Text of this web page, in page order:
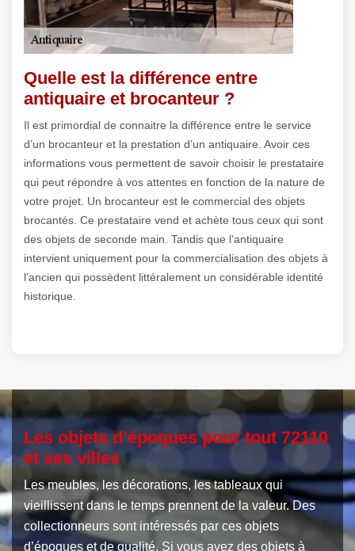
Quelle est la différence entre
antiquaire et brocanteur ?
Il est primordial de connaitre la différence entre le service
d’un brocanteur et la prestation d’un antiquaire. Avoir ces
informations vous permettent de savoir choisir le prestataire
qui peut répondre à vos attentes en fonction de la nature de
votre projet. Un brocanteur est le commercial des objets
brocantés. Ce prestataire vend et achète tous ceux qui sont
des objets de seconde main. Tandis que l’antiquaire
intervient uniquement pour la commercialisation des objets à
l’ancien qui possèdent littéralement un considérable identité
historique.
Les objets d’époques pour tout 72110
et ses villes
Les meubles, les décorations, les tableaux qui
vieillissent dans le temps prennent de la valeur. Des
collectionneurs sont intéressés par ces objets
d’époques et de qualité. Si vous avez des objets à